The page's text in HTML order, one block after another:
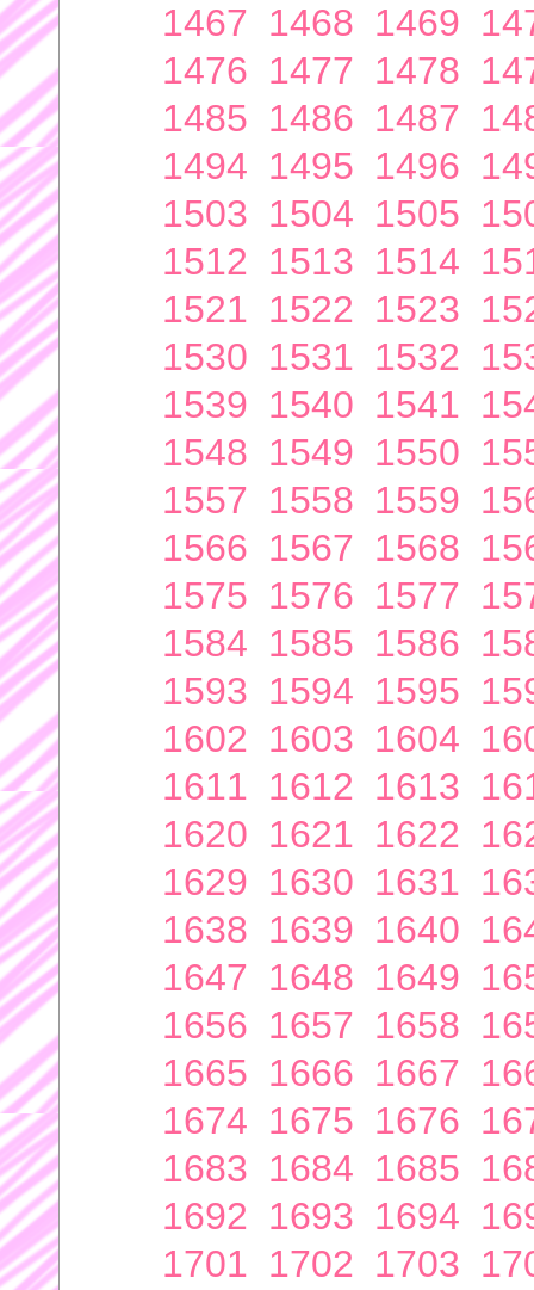
1467 1468 1469
1476 1477 1478
1485 1486 1487
1494 1495 1496
1503 1504 1505
1512 1513 1514
1521 1522 1523
1530 1531 1532
1539 1540 1541
1548 1549 1550
1557 1558 1559
1566 1567 1568
1575 1576 1577
1584 1585 1586
1593 1594 1595
1602 1603 1604
1611 1612 1613
1620 1621 1622
1629 1630 1631
1638 1639 1640
1647 1648 1649
1656 1657 1658
1665 1666 1667
1674 1675 1676
1683 1684 1685
1692 1693 1694
1701 1702 1703